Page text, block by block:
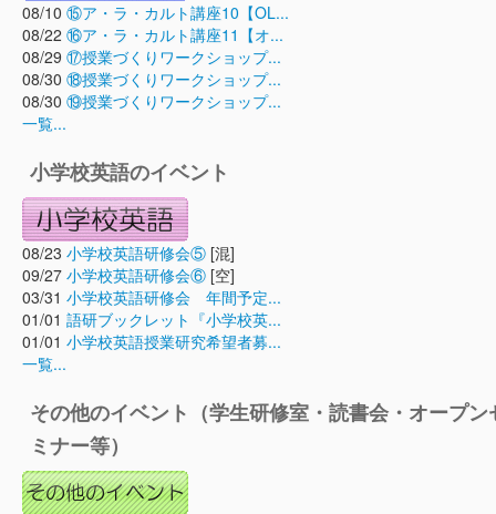
08/10 ⑮ア・ラ・カルト講座10【OL...
08/22 ⑯ア・ラ・カルト講座11【オ...
08/29 ⑰授業づくりワークショップ...
08/30 ⑱授業づくりワークショップ...
08/30 ⑲授業づくりワークショップ...
一覧...
小学校英語のイベント
08/23 小学校英語研修会⑤ [混]
09/27 小学校英語研修会⑥ [空]
03/31 小学校英語研修会 年間予定...
01/01 語研ブックレット『小学校英...
01/01 小学校英語授業研究希望者募...
一覧...
その他のイベント（学生研修室・読書会・オープン
ミナー等）